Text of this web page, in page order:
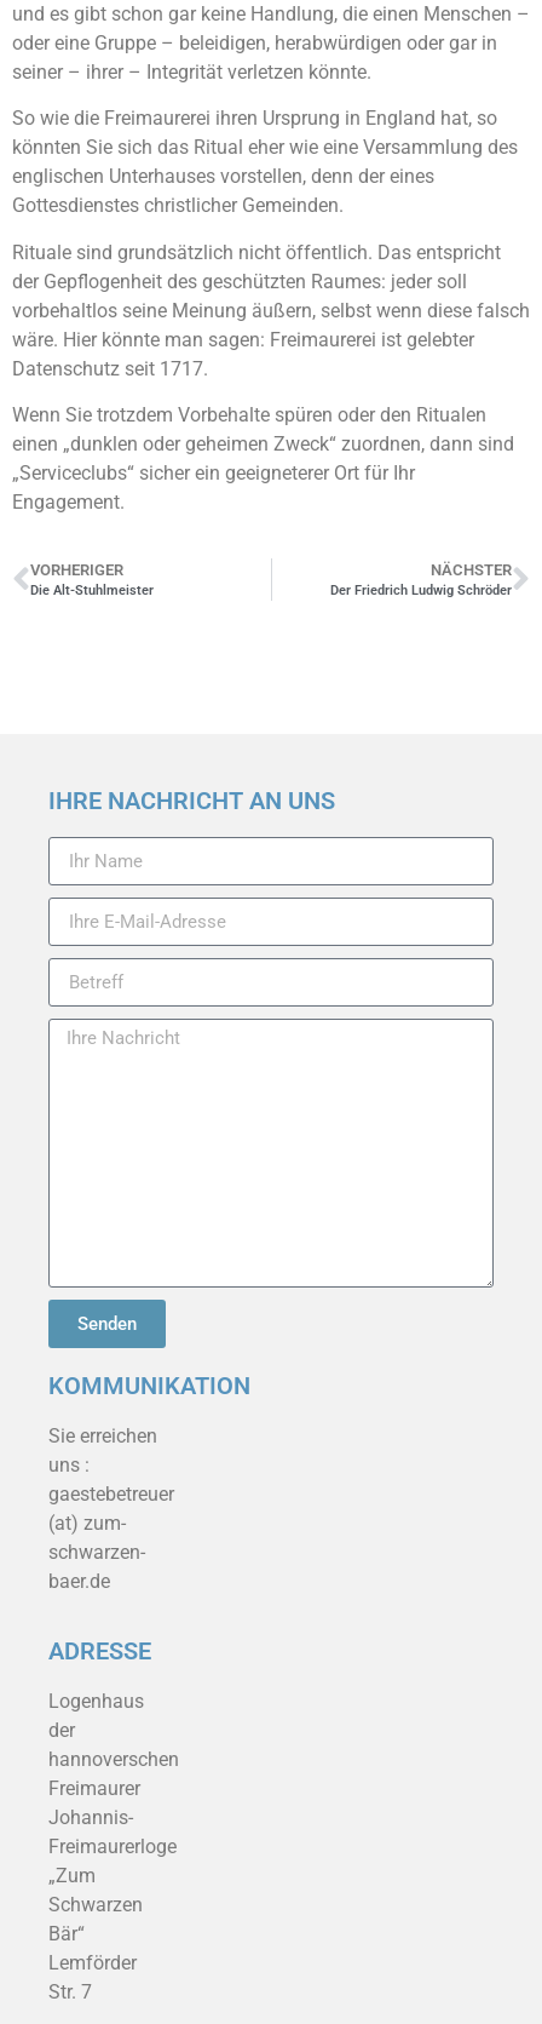
und es gibt schon gar keine Handlung, die einen Menschen –
oder eine Gruppe – beleidigen, herabwürdigen oder gar in
seiner – ihrer – Integrität verletzen könnte.
So wie die Freimaurerei ihren Ursprung in England hat, so
könnten Sie sich das Ritual eher wie eine Versammlung des
englischen Unterhauses vorstellen, denn der eines
Gottesdienstes christlicher Gemeinden.
Rituale sind grundsätzlich nicht öffentlich. Das entspricht
der Gepflogenheit des geschützten Raumes: jeder soll
vorbehaltlos seine Meinung äußern, selbst wenn diese falsch
wäre. Hier könnte man sagen: Freimaurerei ist gelebter
Datenschutz seit 1717.
Wenn Sie trotzdem Vorbehalte spüren oder den Ritualen
einen „dunklen oder geheimen Zweck“ zuordnen, dann sind
„Serviceclubs“ sicher ein geeigneterer Ort für Ihr
Engagement.
VORHERIGER
Die Alt-Stuhlmeister
NÄCHSTER
Der Friedrich Ludwig Schröder
IHRE NACHRICHT AN UNS
Senden
KOMMUNIKATION
Sie erreichen
uns :
gaestebetreuer
(at) zum-
schwarzen-
baer.de
ADRESSE
Logenhaus
der
hannoverschen
Freimaurer
Johannis-
Freimaurerloge
„Zum
Schwarzen
Bär“
Lemförder
Str. 7